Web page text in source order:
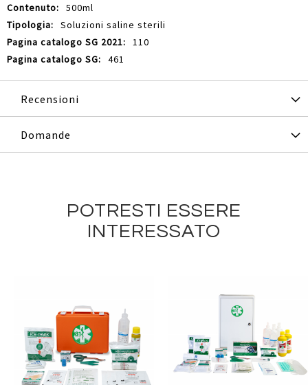
500ml
Soluzioni saline sterili
110
461
Recensioni
Domande
POTRESTI ESSERE
INTERESSATO